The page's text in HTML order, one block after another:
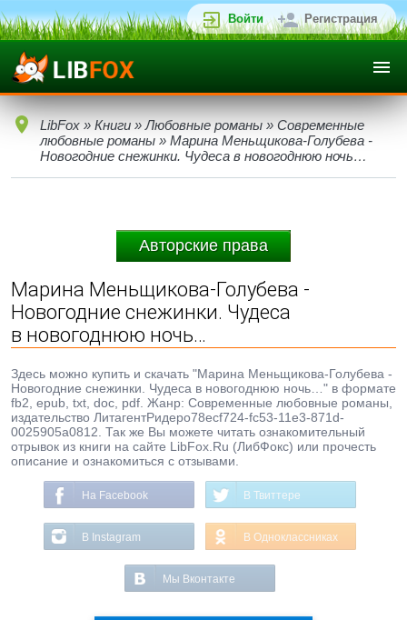
Войти Регистрация
LibFox » Книги » Любовные романы » Современные
любовные романы » Марина Меньщикова-Голубева -
Новогодние снежинки. Чудеса в новогоднюю ночь…
Авторские права
Марина Меньщикова-Голубева -
Новогодние снежинки. Чудеса
в новогоднюю ночь…
Здесь можно купить и скачать "Марина Меньщикова-Голубева -
Новогодние снежинки. Чудеса в новогоднюю ночь…" в формате
fb2, epub, txt, doc, pdf. Жанр: Современные любовные романы,
издательство ЛитагентРидеро78ecf724-fc53-11e3-871d-
0025905a0812. Так же Вы можете читать ознакомительный
отрывок из книги на сайте LibFox.Ru (ЛибФокс) или прочесть
описание и ознакомиться с отзывами.
На Facebook В Твиттере
В Instagram В Одноклассниках
Мы Вконтакте